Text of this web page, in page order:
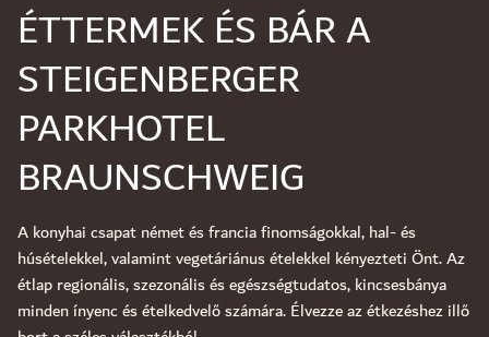
ÉTTERMEK ÉS BÁR A
STEIGENBERGER
PARKHOTEL
BRAUNSCHWEIG
A konyhai csapat német és francia finomságokkal, hal- és
húsételekkel, valamint vegetáriánus ételekkel kényezteti Önt. Az
étlap regionális, szezonális és egészségtudatos, kincsesbánya
minden ínyenc és ételkedvelő számára. Élvezze az étkezéshez illő